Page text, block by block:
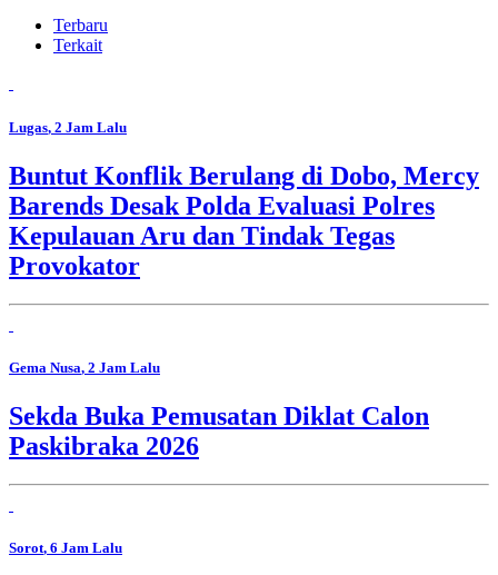
Terbaru
Terkait
Lugas, 2 Jam Lalu
Buntut Konflik Berulang di Dobo, Mercy
Barends Desak Polda Evaluasi Polres
Kepulauan Aru dan Tindak Tegas
Provokator
Gema Nusa, 2 Jam Lalu
Sekda Buka Pemusatan Diklat Calon
Paskibraka 2026
Sorot, 6 Jam Lalu